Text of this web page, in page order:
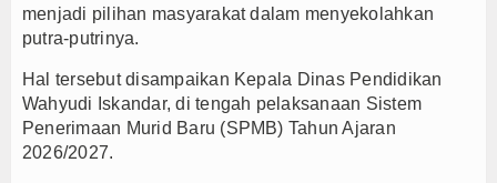
102 Tahun
Jakarta
menjadi pilihan masyarakat dalam menyekolahkan
putra-putrinya.
Hal tersebut disampaikan Kepala Dinas Pendidikan
Wahyudi Iskandar, di tengah pelaksanaan Sistem
Penerimaan Murid Baru (SPMB) Tahun Ajaran
2026/2027.